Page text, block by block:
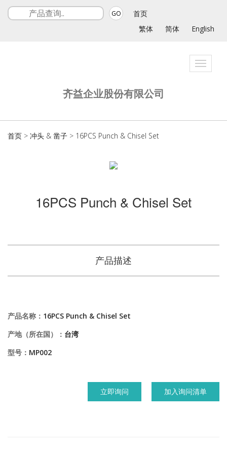
GO
首页
繁体
简体 English
Toggle
齐益企业股份有限公司
首页 > 冲头 & 凿子 > 16PCS Punch & Chisel Set
16PCS Punch & Chisel Set
产品描述
产品名称： 16PCS Punch & Chisel Set
产地（所在国）： 台湾
型号： MP002
立即询问 加入询问清单